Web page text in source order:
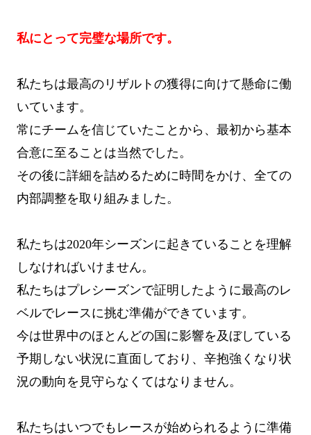
私にとって完璧な場所です。
私たちは最高のリザルトの獲得に向けて懸命に働
いています。
常にチームを信じていたことから、最初から基本
合意に至ることは当然でした。
その後に詳細を詰めるために時間をかけ、全ての
内部調整を取り組みました。
私たちは2020年シーズンに起きていることを理解
しなければいけません。
私たちはプレシーズンで証明したように最高のレ
ベルでレースに挑む準備ができています。
今は世界中のほとんどの国に影響を及ぼしている
予期しない状況に直面しており、辛抱強くなり状
況の動向を見守らなくてはなりません。
私たちはいつでもレースが始められるように準備